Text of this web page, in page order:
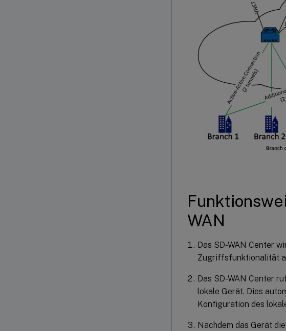
WAN
Das SD-WAN Center
Zugriffsfunktionalität
Das SD-WAN Center
lokale Gerät. Dies
Konfiguration des
Nachdem das Gerät